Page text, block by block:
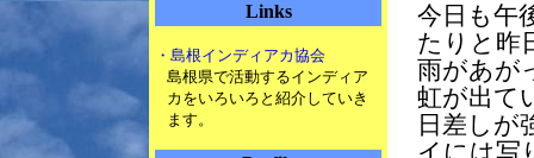
Links
・島根インディアカ協会
島根県で活動するインディア
カをいろいろと紹介していき
ます。
今日も午
たりと昨
雨があが
虹が出て
日差しが
イには写